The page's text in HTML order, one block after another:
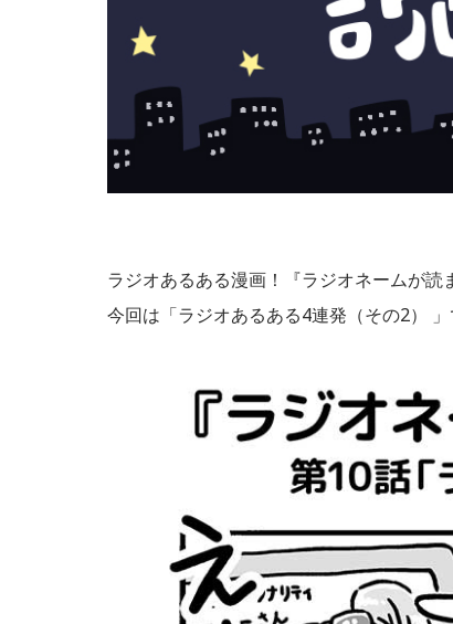
ラジオあるある漫画！『ラジオネームが読
今回は「ラジオあるある4連発（その2） 」